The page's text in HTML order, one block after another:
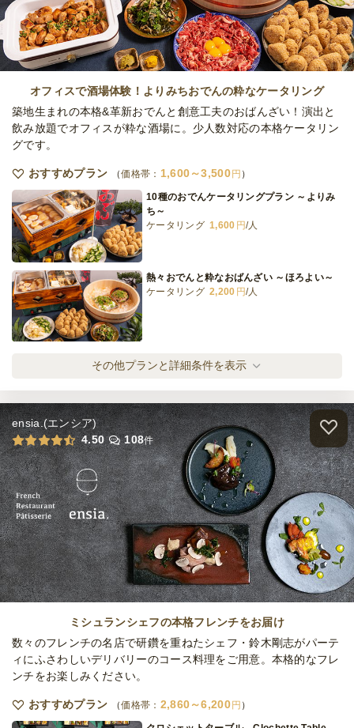
ナチュラルダイニングスタンダード
ネオダイニングラグジュアリー
オードブル
最低ご注文金額 円
ケータリング
締切 7日前15時
定休日 日・土
最低ご注文金額 220,000円
オフィスで酒場体験！よりみちおでんの粋なケータリング
築地生まれの本格&革新おでんと創意工夫のおばんざい！演出と
飲み放題でオフィスが粋な酒場に。少人数対応の本格ケータリン
グです。
おすすめプラン 価格帯： 1,600～3,500 円
10種のおでんケータリングプラン ～よりみ
ち～
ケータリング 1,600 円/人
熱々おでんと粋なおばんざい ～ほろよい～
ケータリング 2,200 円/人
だし屋の名物おでんとこだわり肴 ～にぎわ
い～
おでんと肴と和牛の極みプラン ～はなやぎ
～
ケータリング 3,500円/人
全てのプランを見る（4件）
ケータリング
締切 3日前17時
最低ご注文金額 60,000円
その他プランと詳細条件を表示
ensia.(エンシア)
4.50
108件
ミシュランシェフの本格フレンチをお届け
数々のフレンチの名店で研鑽を重ねたシェフ・鈴木剛志がパーテ
ィにふさわしいデリバリーのコース料理をご用意。本格的なフレ
ンチをお楽しみください。
おすすめプラン 価格帯： 2,860～6,200 円